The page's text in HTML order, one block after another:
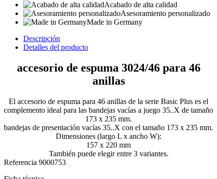
Acabado de alta calidad
Asesoramiento personalizado
Made in Germany
Descripción
Detalles del producto
accesorio de espuma 3024/46 para 46
anillas
El accesorio de espuma para 46 anillas de la serie Basic Plus es el
complemento ideal para las bandejas vacías a juego 35..X de tamaño
173 x 235 mm.
bandejas de presentación vacías 35..X con el tamaño 173 x 235 mm.
Dimensiones (largo L x ancho W):
157 x 220 mm
También puede elegir entre 3 variantes.
Referencia 9000753